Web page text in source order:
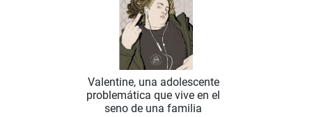
Valentine, una adolescente
problemática que vive en el
seno de una familia